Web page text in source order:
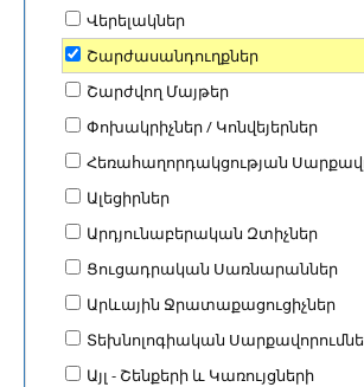
Վերելակներ
Շարժասանդուղքներ
Շարժվող Մայթեր
Փոխակրիչներ / Կոնվեյերներ
Հեռահաղորդակցության
Ալեցիրներ
Արդյունաբերական Զտիչներ
Ցուցադրական Սառնարաններ
Արևային Ջրատաքացուցիչներ
Տեխնոլոգիական
Այլ - Շենքերի և Կառույցների